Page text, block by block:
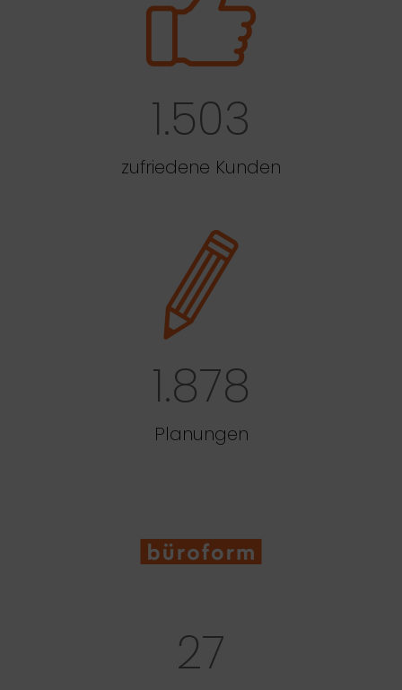
1.503
zufriedene Kunden
1.878
Planungen
27